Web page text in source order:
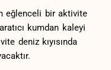
eğlenceli bir ⁣aktivite
kumdan kaleyi
⁢deniz kıyısında